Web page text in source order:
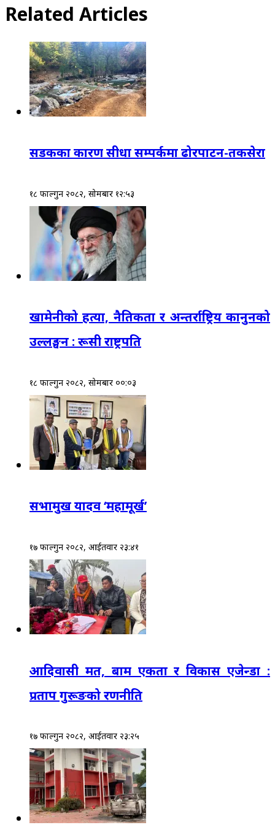
Related Articles
सडकका कारण सीधा सम्पर्कमा ढोरपाटन-तकसेरा
१८ फाल्गुन २०८२, सोमबार १२:५३
खामेनीको हत्या, नैतिकता र अन्तर्राष्ट्रिय कानुनको
उल्लङ्घन : रूसी राष्ट्रपति
१८ फाल्गुन २०८२, सोमबार ००:०३
सभामुख यादव ‘महामूर्ख’
१७ फाल्गुन २०८२, आईतवार २३:४१
आदिवासी मत, बाम एकता र विकास एजेन्डा :
प्रताप गुरूङको रणनीति
१७ फाल्गुन २०८२, आईतवार २३:२५